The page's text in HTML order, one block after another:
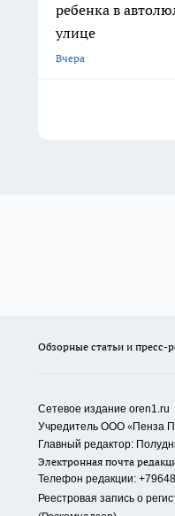
ребенка в
улице
Вчера
Обзорные статьи и пресс-
Сетевое издание oren1.ru
Учредитель ООО «Пенза
Главный редактор:
Электронная почта
Телефон редакции:
Реестровая запись о